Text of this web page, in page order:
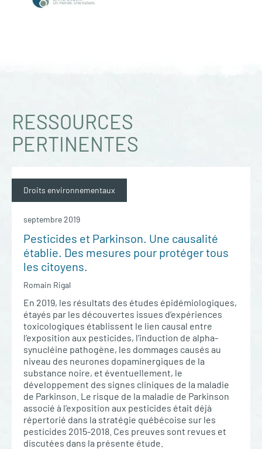
RESSOURCES
PERTINENTES
Droits environnementaux
septembre 2019
Pesticides et Parkinson. Une causalité
établie. Des mesures pour protéger tous
les citoyens.
Romain Rigal
En 2019, les résultats des études épidémiologiques,
étayés par les découvertes issues d’expériences
toxicologiques établissent le lien causal entre
l’exposition aux pesticides, l’induction de alpha-
synucléine pathogène, les dommages causés au
niveau des neurones dopaminergiques de la
substance noire, et éventuellement, le
développement des signes cliniques de la maladie
de Parkinson. Le risque de la maladie de Parkinson
associé à l’exposition aux pesticides était déjà
répertorié dans la stratégie québécoise sur les
pesticides 2015-2018. Ces preuves sont revues et
discutées dans la présente étude.